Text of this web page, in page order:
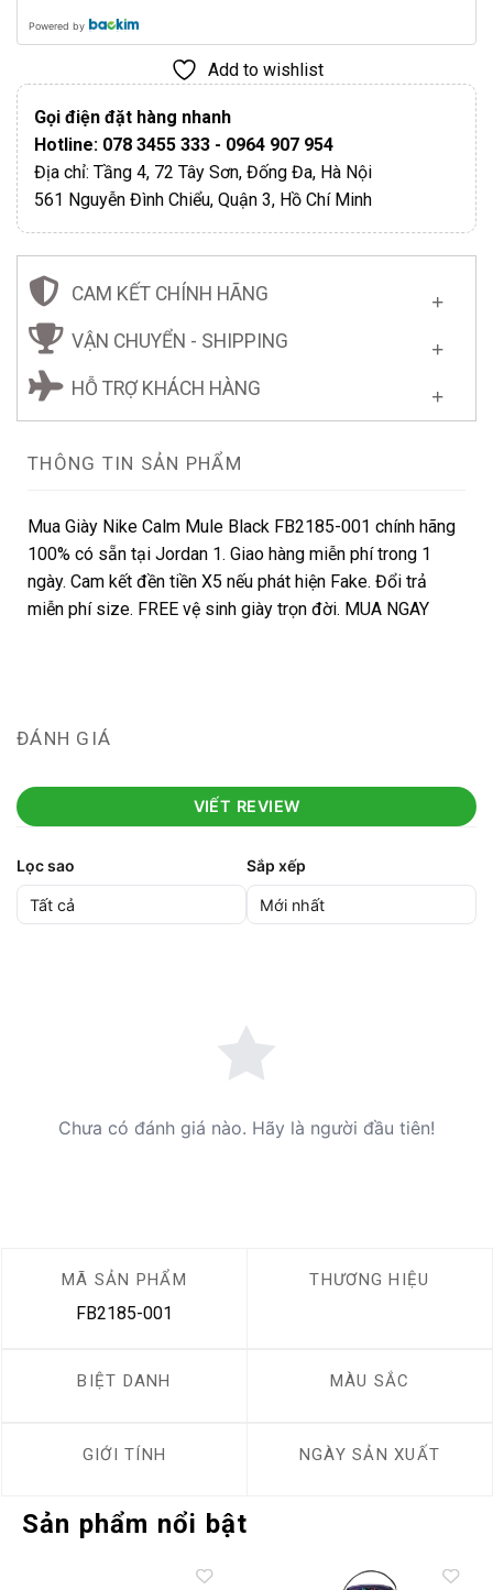
Powered by
Add to wishlist
Gọi điện đặt hàng nhanh
Hotline: 078 3455 333 - 0964 907 954
Địa chỉ: Tầng 4, 72 Tây Sơn, Đống Đa, Hà Nội
561 Nguyễn Đình Chiểu, Quận 3, Hồ Chí Minh
CAM KẾT CHÍNH HÃNG
VẬN CHUYỂN - SHIPPING
HỖ TRỢ KHÁCH HÀNG
THÔNG TIN SẢN PHẨM
Mua Giày Nike Calm Mule Black FB2185-001 chính hãng
100% có sẵn tại Jordan 1. Giao hàng miễn phí trong 1
ngày. Cam kết đền tiền X5 nếu phát hiện Fake. Đổi trả
miễn phí size. FREE vệ sinh giày trọn đời. MUA NGAY
ĐÁNH GIÁ
VIẾT REVIEW
Lọc sao Sắp xếp
Chưa có đánh giá nào. Hãy là người đầu tiên!
MÃ SẢN PHẨM
FB2185-001
THƯƠNG HIỆU
BIỆT DANH MÀU SẮC
GIỚI TÍNH NGÀY SẢN XUẤT
Sản phẩm nổi bật